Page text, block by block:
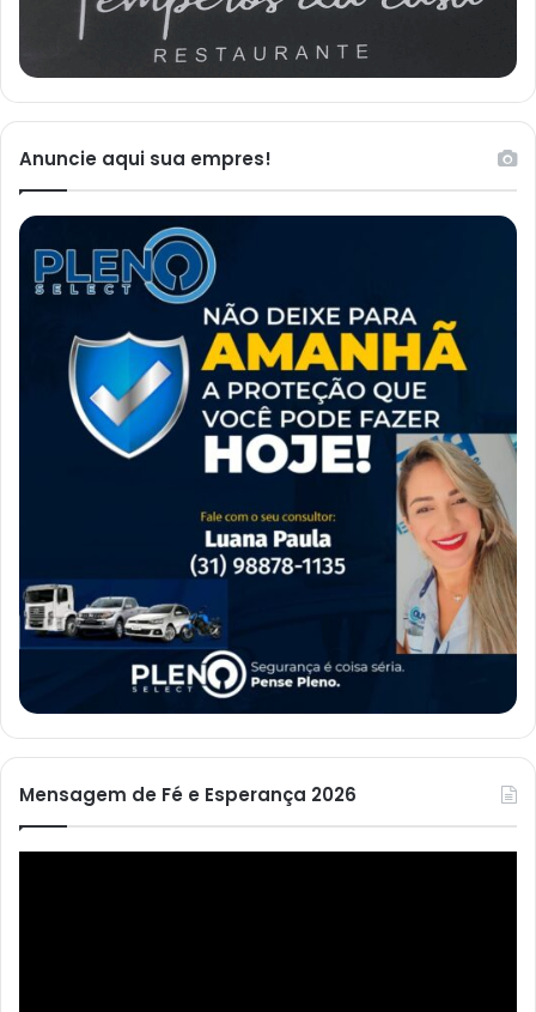
Anuncie aqui sua empres!
Mensagem de Fé e Esperança 2026